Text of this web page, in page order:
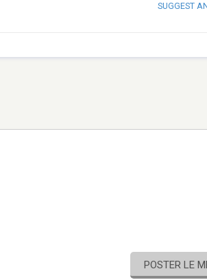
SUGGEST
POSTER LE